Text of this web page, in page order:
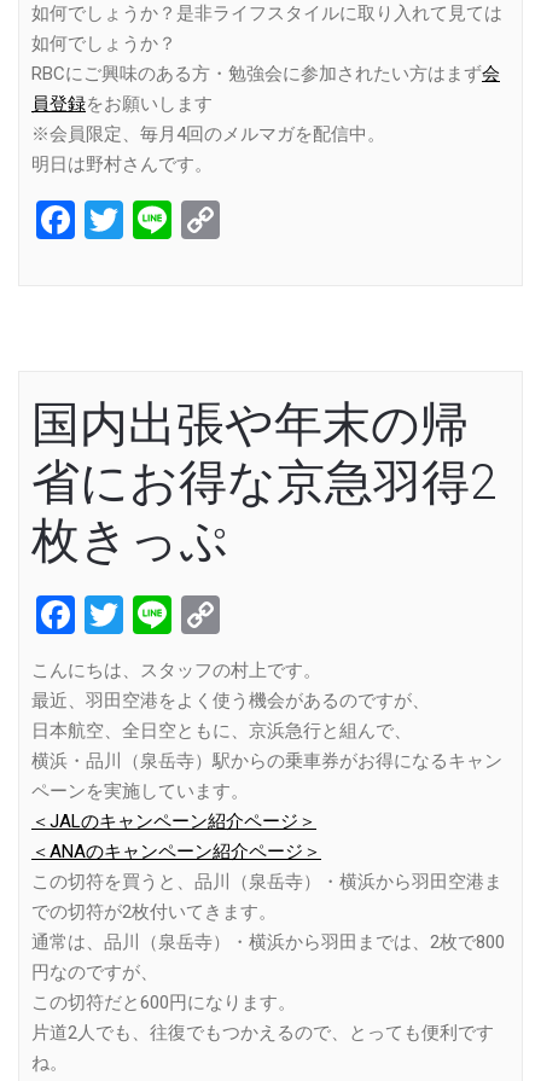
如何でしょうか？是非ライフスタイルに取り入れて見ては
如何でしょうか？
RBCにご興味のある方・勉強会に参加されたい方はまず会
員登録をお願いします
※会員限定、毎月4回のメルマガを配信中。
明日は野村さんです。
Facebook
Twitter
Line
国内出張や年末の帰
省にお得な京急羽得2
枚きっぷ
Facebook
Twitter
Line
Link
こんにちは、スタッフの村上です。
最近、羽田空港をよく使う機会があるのですが、
日本航空、全日空ともに、京浜急行と組んで、
横浜・品川（泉岳寺）駅からの乗車券がお得になるキャン
ペーンを実施しています。
＜JALのキャンペーン紹介ページ＞
＜ANAのキャンペーン紹介ページ＞
この切符を買うと、品川（泉岳寺）・横浜から羽田空港ま
での切符が2枚付いてきます。
通常は、品川（泉岳寺）・横浜から羽田までは、2枚で800
円なのですが、
この切符だと600円になります。
片道2人でも、往復でもつかえるので、とっても便利です
ね。